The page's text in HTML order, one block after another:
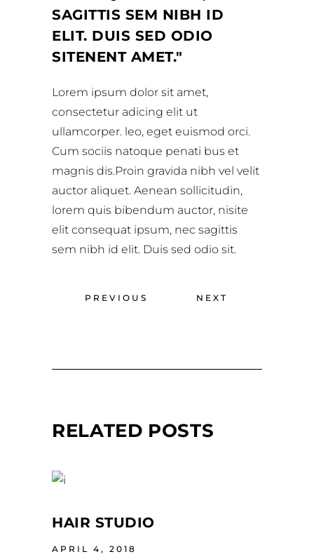
SAGITTIS SEM NIBH ID
ELIT. DUIS SED ODIO
SITENENT AMET.
Lorem ipsum dolor sit amet,
consectetur adicing elit ut
ullamcorper. leo, eget euismod orci.
Cum sociis natoque penati bus et
magnis dis.Proin gravida nibh vel velit
auctor aliquet. Aenean sollicitudin,
lorem quis bibendum auctor, nisite
elit consequat ipsum, nec sagittis
sem nibh id elit. Duis sed odio sit.
PREVIOUS NEXT
RELATED POSTS
HAIR STUDIO
APRIL 4, 2018